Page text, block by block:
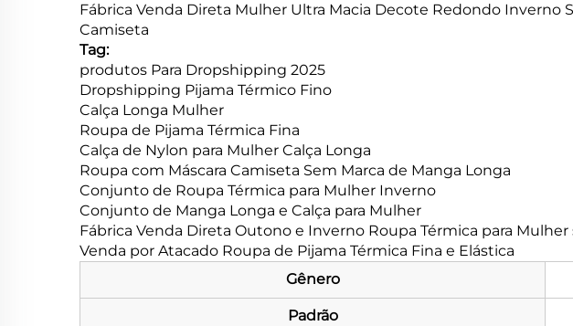
Fábrica Venda Direta Mulher Ultra Macia Decote Redondo Inverno
Camiseta
Tag:
produtos Para Dropshipping 2025
Dropshipping Pijama Térmico Fino
Calça Longa Mulher
Roupa de Pijama Térmica Fina
Calça de Nylon para Mulher Calça Longa
Roupa com Máscara Camiseta Sem Marca de Manga Longa
Conjunto de Roupa Térmica para Mulher Inverno
Conjunto de Manga Longa e Calça para Mulher
Fábrica Venda Direta Outono e Inverno Roupa Térmica para Mulher
Venda por Atacado Roupa de Pijama Térmica Fina e Elástica
Gênero
Padrão